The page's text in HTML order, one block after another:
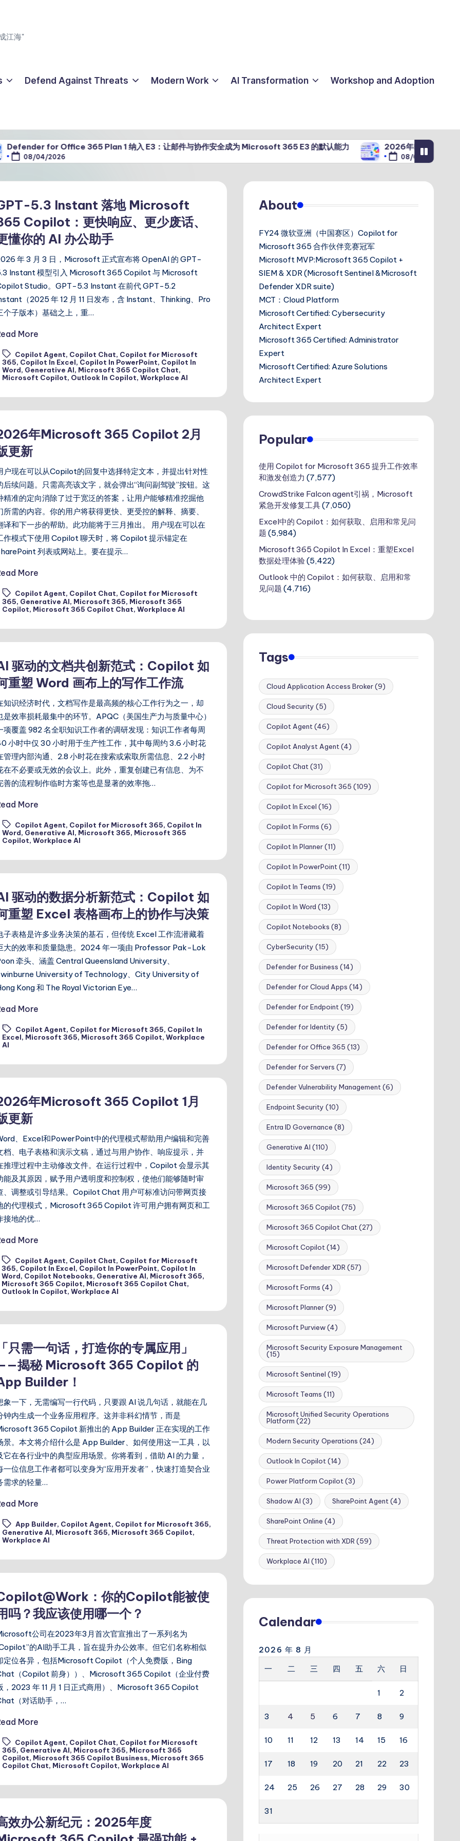
江海"
Defend Against Threats Modern Work AI Transformation Workshop and Adoption
Office 365 Plan 1 纳入 E3：让邮件与协作安全成为 Microsoft 365 E3 的默认能力 2026年Microsoft 365 Copilot 7
08/04/2026
5.3 Instant 落地 Microsoft
Copilot：更快响应、更少废话、
懂你的 AI 办公助手
年 3 月 3 日，Microsoft 正式宣布将 OpenAI 的 GPT-
Instant 模型引入 Microsoft 365 Copilot 与 Microsoft
Studio。GPT-5.3 Instant 在前代 GPT-5.2
（2025 年 12 月 11 日发布，含 Instant、Thinking、Pro
个子版本）基础之上，重…
More
Copilot Agent, Copilot Chat, Copilot for Microsoft
365, Copilot In Excel, Copilot In PowerPoint, Copilot In
Word, Generative AI, Microsoft 365 Copilot Chat,
Microsoft Copilot, Outlook In Copilot, Workplace AI
年Microsoft 365 Copilot 2月
更新
户现在可以从Copilot的回复中选择特定文本，并提出针对性
后续问题。只需高亮该文字，就会弹出“询问副驾驶”按钮。这
精准的定向消除了过于宽泛的答案，让用户能够精准挖掘他
所需的内容。你的用户将获得更快、更受控的解释、摘要、
译和下一步的帮助。此功能将于三月推出。 用户现在可以在
作模式下使用 Copilot 聊天时，将 Copilot 提示锚定在
列表或网站上。要在提示…
More
Copilot Agent, Copilot Chat, Copilot for Microsoft
365, Generative AI, Microsoft 365, Microsoft 365
Copilot, Microsoft 365 Copilot Chat, Workplace AI
驱动的文档共创新范式：Copilot 如
重塑 Word 画布上的写作工作流
知识经济时代，文档写作是最高频的核心工作行为之一，却
是效率损耗最集中的环节。APQC（美国生产力与质量中心）
项覆盖 982 名全职知识工作者的调研发现：知识工作者每周
小时中仅 30 小时用于生产性工作，其中每周约 3.6 小时花
管理内部沟通、2.8 小时花在搜索或索取所需信息、2.2 小时
在不必要或无效的会议上。此外，重复创建已有信息、为不
善的流程制作临时方案等也是显著的效率拖…
More
Copilot Agent, Copilot for Microsoft 365, Copilot In
Word, Generative AI, Microsoft 365, Microsoft 365
Copilot,Workplace AI
驱动的数据分析新范式：Copilot 如
重塑 Excel 表格画布上的协作与决策
子表格是许多业务决策的基石，但传统 Excel 工作流潜藏着
大的效率和质量隐患。2024 年一项由 Professor Pak-Lok
牵头、涵盖 Central Queensland University、
University of Technology、City University of
Kong 和 The Royal Victorian Eye…
More
Copilot Agent, Copilot for Microsoft 365, Copilot In
Excel, Microsoft 365, Microsoft 365 Copilot,Workplace
AI
年Microsoft 365 Copilot 1月
更新
、Excel和PowerPoint中的代理模式帮助用户编辑和完善
档、电子表格和演示文稿，通过与用户协作、响应提示，并
推理过程中主动修改文件。在运行过程中，Copilot 会显示其
能及其原因，赋予用户透明度和控制权，使他们能够随时审
、调整或引导结果。Copilot Chat 用户可标准访问带网页接
的代理模式，Microsoft 365 Copilot 许可用户拥有网页和工
接地的优…
More
Copilot Agent, Copilot Chat, Copilot for Microsoft
365, Copilot In Excel, Copilot In PowerPoint, Copilot In
Word, Copilot Notebooks, Generative AI, Microsoft 365,
Microsoft 365 Copilot, Microsoft 365 Copilot Chat,
Outlook In Copilot,Workplace AI
只需一句话，打造你的专属应用」
揭秘 Microsoft 365 Copilot 的
Builder！
象一下，无需编写一行代码，只要跟 AI 说几句话，就能在几
钟内生成一个业务应用程序。这并非科幻情节，而是
365 Copilot 新推出的 App Builder 正在实现的工作
景。本文将介绍什么是 App Builder、如何使用这一工具，以
它在各行业中的典型应用场景。你将看到，借助 AI 的力量，
一位信息工作者都可以变身为“应用开发者”，快速打造契合业
需求的轻量…
More
App Builder, Copilot Agent, Copilot for Microsoft 365,
Generative AI, Microsoft 365, Microsoft 365 Copilot,
Workplace AI
：你的Copilot能被使
吗？我应该使用哪一个？
公司在2023年3月首次官宣推出了一系列名为
的AI助手工具，旨在提升办公效率。但它们名称相似
定位各异，包括Microsoft Copilot（个人免费版，Bing
（Copilot 前身））、Microsoft 365 Copilot（企业付费
，2023 年 11 月 1 日正式商用）、Microsoft 365 Copilot
（对话助手，…
More
Copilot Agent, Copilot Chat, Copilot for Microsoft
365, Generative AI, Microsoft 365, Microsoft 365
Copilot, Microsoft 365 Copilot Business, Microsoft 365
Copilot Chat, Microsoft Copilot, Workplace AI
效办公新纪元：2025年度
About
FY24 微软亚洲（中国赛区）Copilot for
Microsoft 365 合作伙伴竞赛冠军
Microsoft MVP:Microsoft 365 Copilot +
SIEM & XDR (Microsoft Sentinel &Microsoft
Defender XDR suite)
MCT：Cloud Platform
Microsoft Certified: Cybersecurity
Architect Expert
Microsoft 365 Certified: Administrator
Expert
Microsoft Certified: Azure Solutions
Architect Expert
Popular
使用 Copilot for Microsoft 365 提升工作效率
和激发创造力 (7,577)
CrowdStrike Falcon agent引祸，Microsoft
紧急开发修复工具(7,050)
Excel中的 Copilot：如何获取、启用和常见问
题 (5,984)
Microsoft 365 Copilot In Excel：重塑Excel
数据处理体验(5,422)
Outlook 中的 Copilot：如何获取、启用和常
见问题 (4,716)
Tags
Cloud Application Access Broker(9)
Cloud Security (5)
Copilot Agent (46)
Copilot Analyst Agent (4)
Copilot Chat (31)
Copilot for Microsoft 365 (109)
Copilot In Excel (16)
Copilot In Forms (6)
Copilot In Planner(11)
Copilot In PowerPoint (11)
Copilot In Teams (19)
Copilot In Word (13)
Copilot Notebooks (8)
CyberSecurity (15)
Defender for Business (14)
Defender for Cloud Apps (14)
Defender for Endpoint (19)
Defender for Identity (5)
Defender for Office 365 (13)
Defender for Servers (7)
Defender Vulnerability Management (6)
Endpoint Security (10)
Entra ID Governance (8)
Generative AI (110)
Identity Security (4)
Microsoft 365 (99)
Microsoft 365 Copilot (75)
Microsoft 365 Copilot Chat (27)
Microsoft Copilot (14)
Microsoft Defender XDR (57)
Microsoft Forms (4)
Microsoft Planner(9)
Microsoft Purview(4)
Microsoft Security Exposure Management
(15)
Microsoft Sentinel (19)
Microsoft Teams (11)
Microsoft Unified Security Operations
Platform (22)
Modern Security Operations (24)
Outlook In Copilot (14)
Power Platform Copilot (3)
Shadow AI (3) SharePoint Agent (4)
SharePoint Online (4)
Threat Protection with XDR (59)
Workplace AI (110)
Calendar
2026 年 8 月
一
二 三 四 五 六 日
1 2
3 4 5 6 7 8 9
10 11 12 13 14 15 16
17 18 19 20 21 22 23
24 25 26 27 28 29 30
31